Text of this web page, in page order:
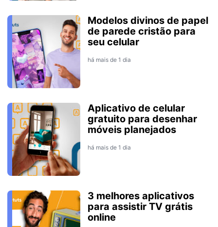
Modelos divinos de papel
de parede cristão para
seu celular
há mais de 1 dia
Aplicativo de celular
gratuito para desenhar
móveis planejados
há mais de 1 dia
3 melhores aplicativos
para assistir TV grátis
online